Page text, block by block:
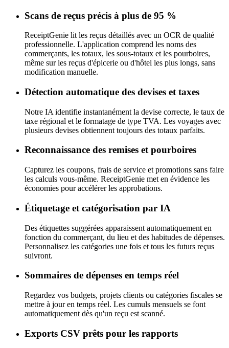
Scans de reçus précis à plus de 95 %
ReceiptGenie lit les reçus détaillés avec un OCR de qualité
professionnelle. L'application comprend les noms des
commerçants, les totaux, les sous-totaux et les pourboires,
même sur les reçus d'épicerie ou d'hôtel les plus longs, sans
modification manuelle.
Détection automatique des devises et taxes
Notre IA identifie instantanément la devise correcte, le taux de
taxe régional et le formatage de type TVA. Les voyages avec
plusieurs devises obtiennent toujours des totaux parfaits.
Reconnaissance des remises et pourboires
Capturez les coupons, frais de service et promotions sans faire
les calculs vous-même. ReceiptGenie met en évidence les
économies pour accélérer les approbations.
Étiquetage et catégorisation par IA
Des étiquettes suggérées apparaissent automatiquement en
fonction du commerçant, du lieu et des habitudes de dépenses.
Personnalisez les catégories une fois et tous les futurs reçus
suivront.
Sommaires de dépenses en temps réel
Regardez vos budgets, projets clients ou catégories fiscales se
mettre à jour en temps réel. Les cumuls mensuels se font
automatiquement dès qu'un reçu est scanné.
Exports CSV prêts pour les rapports